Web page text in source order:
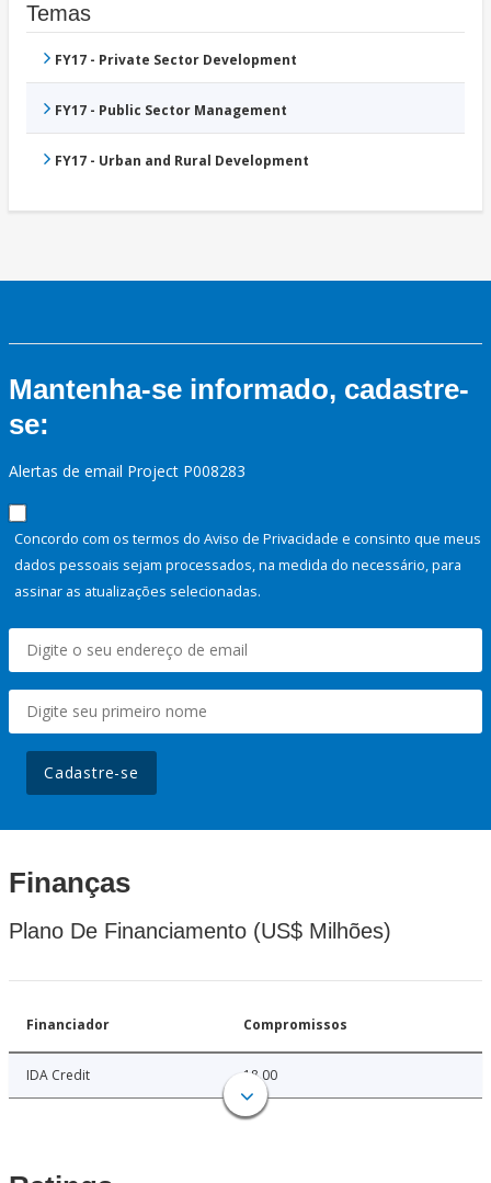
Temas
FY17 - Private Sector Development
FY17 - Public Sector Management
FY17 - Urban and Rural Development
Mantenha-se informado, cadastre-
se:
Alertas de email Project P008283
Concordo com os termos do Aviso de Privacidade e consinto que meus
dados pessoais sejam processados, na medida do necessário, para
assinar as atualizações selecionadas.
Cadastre-se
Finanças
Plano De Financiamento (US$ Milhões)
Financiador Compromissos
IDA Credit 18.00